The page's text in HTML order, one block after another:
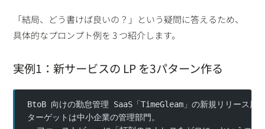
「結局、どう書けば良いの？」という疑問に答えるため、
具体的なプロンプト例を 3 つ紹介します。
実例1：新サービスの LP を3パターン作る
BtoB 向けの勤怠管理 SaaS「TimeGleam」の新規リリース
ターゲットは中小企業の管理部門。